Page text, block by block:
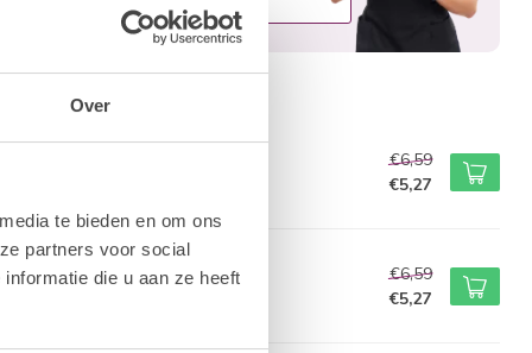
Over
te bieden en om ons
partners voor social
die u aan ze heeft
producten
€6,59
€5,27
NAIL SYSTEMS
€6,59
€5,27